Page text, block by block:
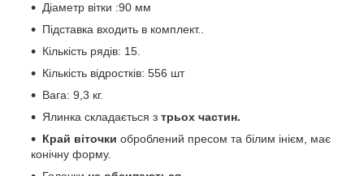
Діаметр вітки :90 мм
Підставка входить в комплект..
Кількість рядів: 15.
Кількість відростків: 556 шт
Вага: 9,3 кг.
Ялинка складається з трьох частин.
Край віточки оброблений пресом та білим інієм, має
конічну форму.